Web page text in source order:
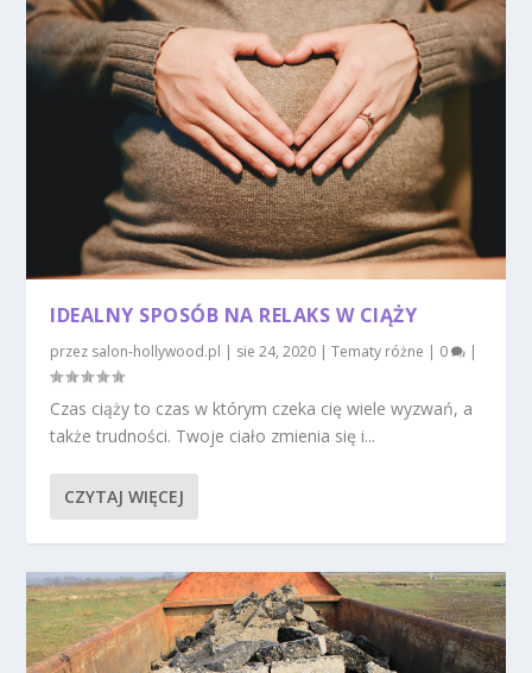
IDEALNY SPOSÓB NA RELAKS W CIĄŻY
przez salon-hollywood.pl | sie 24, 2020 |Tematy różne | 0 |
Czas ciąży to czas w którym czeka cię wiele wyzwań, a
także trudności. Twoje ciało zmienia się i...
CZYTAJ WIĘCEJ